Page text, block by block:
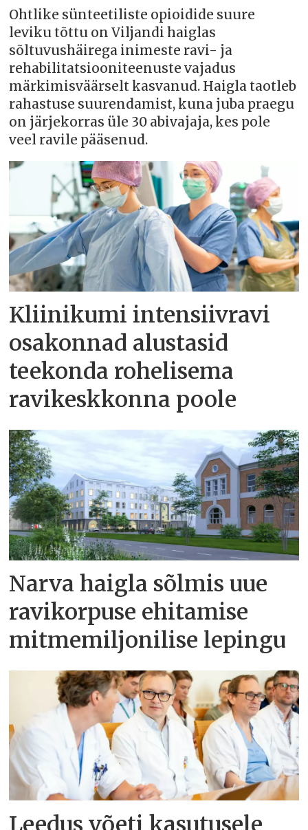
Ohtlike sünteetiliste opioidide suure
leviku tõttu on Viljandi haiglas
sõltuvushäirega inimeste ravi- ja
rehabilitatsiooniteenuste vajadus
märkimisväärselt kasvanud. Haigla taotleb
rahastuse suurendamist, kuna juba praegu
on järjekorras üle 30 abivajaja, kes pole
veel ravile pääsenud.
Kliinikumi intensiivravi
osakonnad alustasid
teekonda rohelisema
ravikeskkonna poole
Narva haigla sõlmis uue
ravikorpuse ehitamise
mitmemiljonilise lepingu
Leedus võeti kasutusele